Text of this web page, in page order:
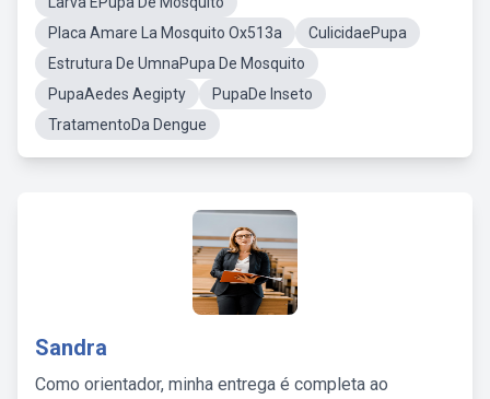
Placa Amare La Mosquito Ox513a
CulicidaePupa
Estrutura De UmnaPupa De Mosquito
PupaAedes Aegipty
PupaDe Inseto
TratamentoDa Dengue
Sandra
Como orientador, minha entrega é completa ao